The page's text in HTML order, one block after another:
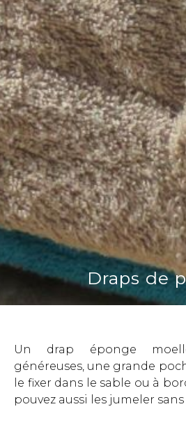
Draps de
Un drap éponge
généreuses, une grande
le fixer dans le sable ou à
pouvez aussi les jumeler sans